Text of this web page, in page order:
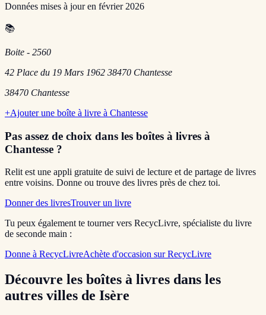
Données mises à jour en février 2026
📚
Boite - 2560
42 Place du 19 Mars 1962 38470 Chantesse
38470 Chantesse
+Ajouter une boîte à livre à Chantesse
Pas assez de choix dans les boîtes à livres à
Chantesse ?
Relit est une appli gratuite de suivi de lecture et de partage de livres
entre voisins. Donne ou trouve des livres près de chez toi.
Donner des livresTrouver un livre
Tu peux également te tourner vers RecycLivre, spécialiste du livre
de seconde main :
Donne à RecycLivreAchète d'occasion sur RecycLivre
Découvre les boîtes à livres dans les
autres villes de Isère